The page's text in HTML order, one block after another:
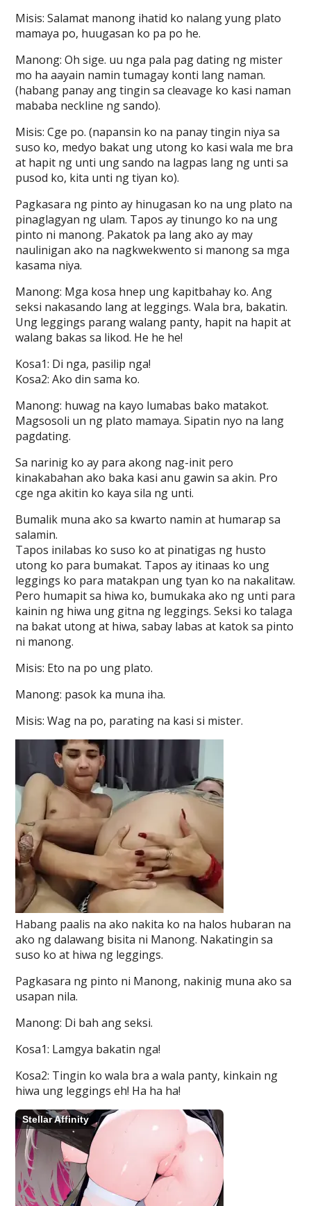
Misis: Salamat manong ihatid ko nalang yung plato
mamaya po, huugasan ko pa po he.
Manong: Oh sige. uu nga pala pag dating ng mister
mo ha aayain namin tumagay konti lang naman.
(habang panay ang tingin sa cleavage ko kasi naman
mababa neckline ng sando).
Misis: Cge po. (napansin ko na panay tingin niya sa
suso ko, medyo bakat ung utong ko kasi wala me bra
at hapit ng unti ung sando na lagpas lang ng unti sa
pusod ko, kita unti ng tiyan ko).
Pagkasara ng pinto ay hinugasan ko na ung plato na
pinaglagyan ng ulam. Tapos ay tinungo ko na ung
pinto ni manong. Pakatok pa lang ako ay may
naulinigan ako na nagkwekwento si manong sa mga
kasama niya.
Manong: Mga kosa hnep ung kapitbahay ko. Ang
seksi nakasando lang at leggings. Wala bra, bakatin.
Ung leggings parang walang panty, hapit na hapit at
walang bakas sa likod. He he he!
Kosa1: Di nga, pasilip nga!
Kosa2: Ako din sama ko.
Manong: huwag na kayo lumabas bako matakot.
Magsosoli un ng plato mamaya. Sipatin nyo na lang
pagdating.
Sa narinig ko ay para akong nag-init pero
kinakabahan ako baka kasi anu gawin sa akin. Pro
cge nga akitin ko kaya sila ng unti.
Bumalik muna ako sa kwarto namin at humarap sa
salamin.
Tapos inilabas ko suso ko at pinatigas ng husto
utong ko para bumakat. Tapos ay itinaas ko ung
leggings ko para matakpan ung tyan ko na nakalitaw.
Pero humapit sa hiwa ko, bumukaka ako ng unti para
kainin ng hiwa ung gitna ng leggings. Seksi ko talaga
na bakat utong at hiwa, sabay labas at katok sa pinto
ni manong.
Misis: Eto na po ung plato.
Manong: pasok ka muna iha.
Misis: Wag na po, parating na kasi si mister.
Habang paalis na ako nakita ko na halos hubaran na
ako ng dalawang bisita ni Manong. Nakatingin sa
suso ko at hiwa ng leggings.
Pagkasara ng pinto ni Manong, nakinig muna ako sa
usapan nila.
Manong: Di bah ang seksi.
Kosa1: Lamgya bakatin nga!
Kosa2: Tingin ko wala bra a wala panty, kinkain ng
hiwa ung leggings eh! Ha ha ha!